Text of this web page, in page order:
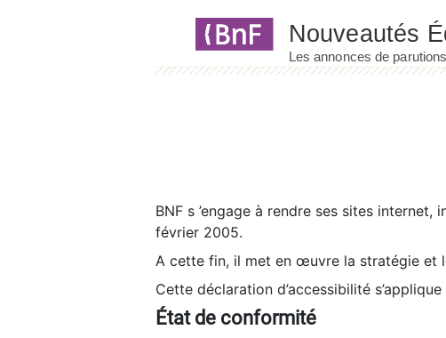
BNF s ’engage à rendre ses sites
février 2005.
A cette fin, il met en œuvre la stratégie et
Cette déclaration d’accessibilité
État de conformité